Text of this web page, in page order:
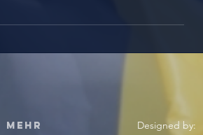
Mehr Designed by: